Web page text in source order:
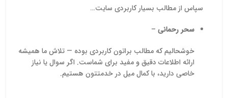
سپاس از مطالب بسیار کاربردی سایت…
سحر رحمانی –
خوشحالیم که مطالب براتون کاربردی بوده — تلاش ما همیشه
ارائه اطلاعات دقیق و مفید برای شماست. اگر سوال یا نیاز
خاصی دارید، با کمال میل در خدمتتون هستیم.